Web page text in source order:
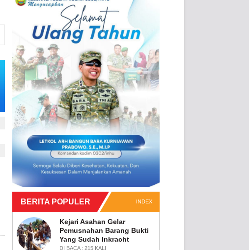
BERITA POPULER INDEX
Kejari Asahan Gelar
Pemusnahan Barang Bukti
Yang Sudah Inkracht
DI BACA : 215 KALI